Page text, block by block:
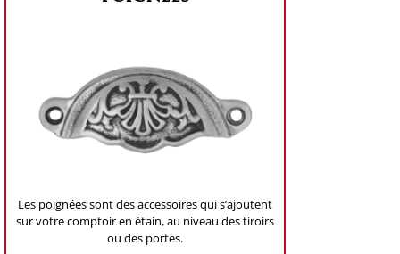
Les poignées sont des accessoires qui s’ajoutent
sur votre comptoir en étain, au niveau des tiroirs
ou des portes.